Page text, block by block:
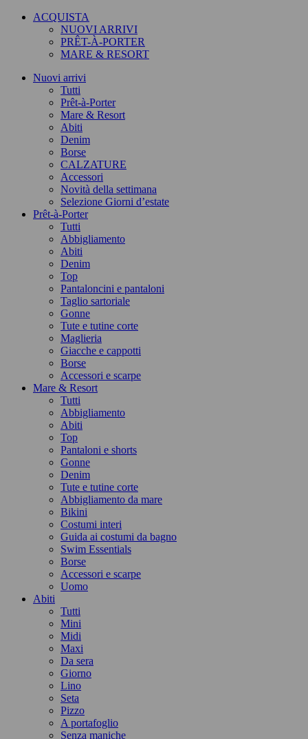
ACQUISTA
NUOVI ARRIVI
PRÊT-À-PORTER
MARE & RESORT
Nuovi arrivi
Tutti
Prêt-à-Porter
Mare & Resort
Abiti
Denim
Borse
CALZATURE
Accessori
Novità della settimana
Selezione Giorni d’estate
Prêt-à-Porter
Tutti
Abbigliamento
Abiti
Denim
Top
Pantaloncini e pantaloni
Taglio sartoriale
Gonne
Tute e tutine corte
Maglieria
Giacche e cappotti
Borse
Accessori e scarpe
Mare & Resort
Tutti
Abbigliamento
Abiti
Top
Pantaloni e shorts
Gonne
Denim
Tute e tutine corte
Abbigliamento da mare
Bikini
Costumi interi
Guida ai costumi da bagno
Swim Essentials
Borse
Accessori e scarpe
Uomo
Abiti
Tutti
Mini
Midi
Maxi
Da sera
Giorno
Lino
Seta
Pizzo
A portafoglio
Senza maniche